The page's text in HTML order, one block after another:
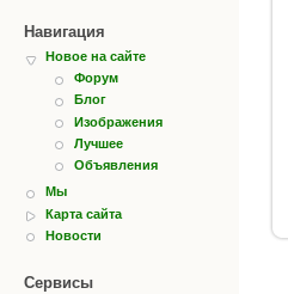
Навигация
Новое на сайте
Форум
Блог
Изображения
Лучшее
Объявления
Мы
Карта сайта
Новости
Сервисы